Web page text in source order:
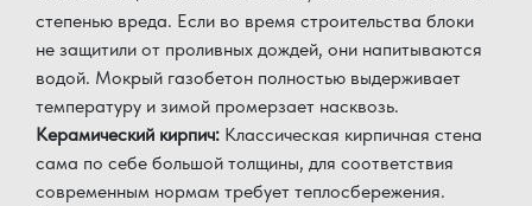
степенью вреда. Если во время строительства блоки
не защитили от проливных дождей, они напитываются
водой. Мокрый газобетон полностью выдерживает
температуру и зимой промерзает насквозь.
Керамический кирпич: Классическая кирпичная стена
сама по себе большой толщины, для соответствия
современным нормам требует теплосбережения.